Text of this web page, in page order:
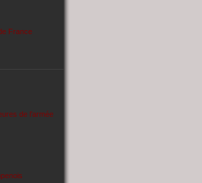
France
de l’armée